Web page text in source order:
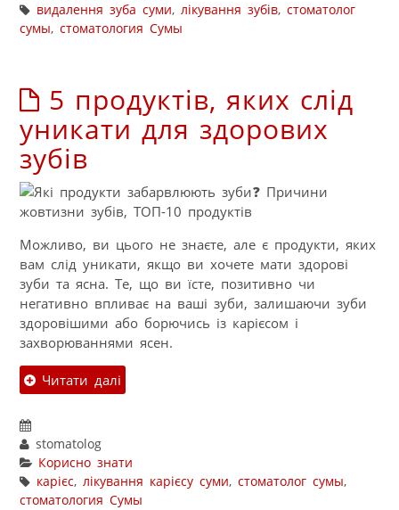
видалення зуба суми,лікування зубів,стоматолог
сумы,стоматология Сумы
5 продуктів, яких слід
уникати для здорових
зубів
Можливо, ви цього не знаєте, але є продукти, яких
вам слід уникати, якщо ви хочете мати здорові
зуби та ясна. Те, що ви їсте, позитивно чи
негативно впливає на ваші зуби, залишаючи зуби
здоровішими або борючись із карієсом і
захворюваннями ясен.
Читати далі
stomatolog
Корисно знати
карієс,лікування карієсу суми,стоматолог сумы,
стоматология Сумы